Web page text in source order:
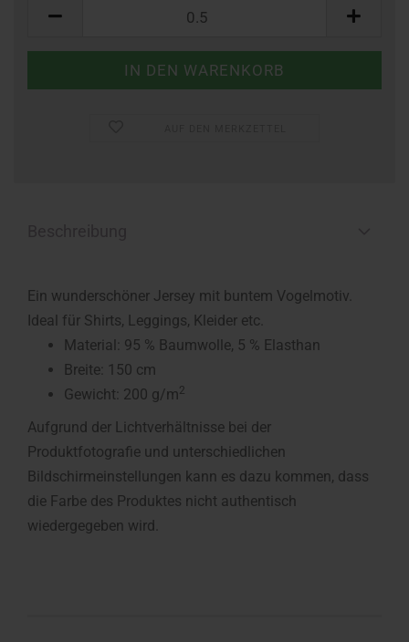
Ein wunderschöner Jersey mit buntem Vogelmotiv.
Ideal für Shirts, Leggings, Kleider etc.
Material: 95 % Baumwolle, 5 % Elasthan
Breite: 150 cm
Gewicht: 200 g/m2
Aufgrund der Lichtverhältnisse bei der
Produktfotografie und unterschiedlichen
Bildschirmeinstellungen kann es dazu kommen, dass
die Farbe des Produktes nicht authentisch
wiedergegeben wird.